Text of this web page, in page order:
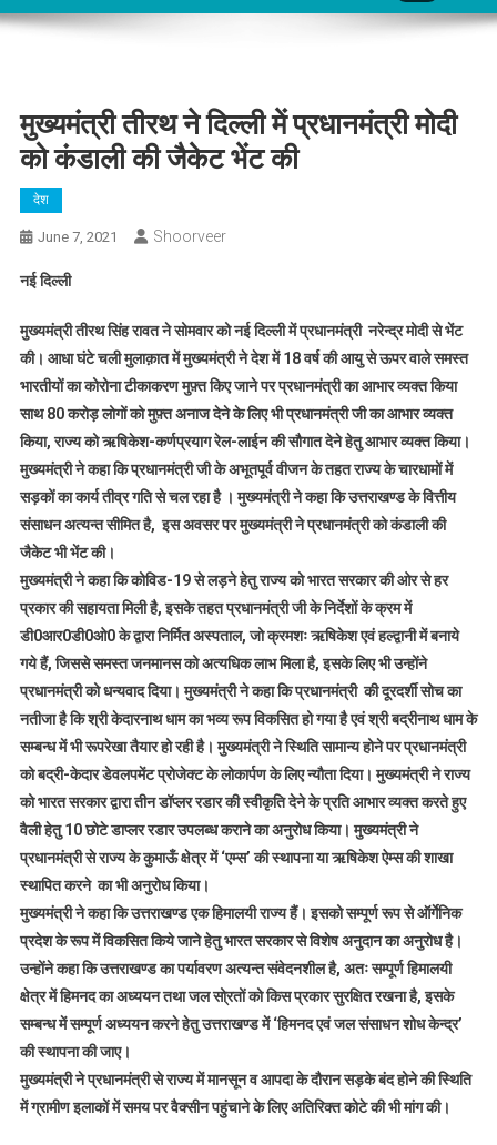
मुख्यमंत्री तीरथ ने दिल्ली में प्रधानमंत्री मोदी
को कंडाली की जैकेट भेंट की
देश
June 7, 2021 Shoorveer
नई दिल्ली
मुख्यमंत्री तीरथ सिंह रावत ने सोमवार को नई दिल्ली में प्रधानमंत्री नरेन्द्र मोदी से भेंट
की। आधा घंटे चली मुलाक़ात में मुख्यमंत्री ने देश में 18 वर्ष की आयु से ऊपर वाले समस्त
भारतीयों का कोरोना टीकाकरण मुफ़्त किए जाने पर प्रधानमंत्री का आभार व्यक्त किया
साथ 80 करोड़ लोगों को मुफ़्त अनाज देने के लिए भी प्रधानमंत्री जी का आभार व्यक्त
किया, राज्य को ऋषिकेश-कर्णप्रयाग रेल-लाईन की सौगात देने हेतु आभार व्यक्त किया।
मुख्यमंत्री ने कहा कि प्रधानमंत्री जी के अभूतपूर्व वीजन के तहत राज्य के चारधामों में
सड़कों का कार्य तीव्र गति से चल रहा है । मुख्यमंत्री ने कहा कि उत्तराखण्ड के वित्तीय
संसाधन अत्यन्त सीमित है, इस अवसर पर मुख्यमंत्री ने प्रधानमंत्री को कंडाली की
जैकेट भी भेंट की।
मुख्यमंत्री ने कहा कि कोविड-19 से लड़ने हेतु राज्य को भारत सरकार की ओर से हर
प्रकार की सहायता मिली है, इसके तहत प्रधानमंत्री जी के निर्देशों के क्रम में
डी0आर0डी0ओ0 के द्वारा निर्मित अस्पताल, जो क्रमशः ऋषिकेश एवं हल्द्वानी में बनाये
गये हैं, जिससे समस्त जनमानस को अत्यधिक लाभ मिला है, इसके लिए भी उन्होंने
प्रधानमंत्री को धन्यवाद दिया। मुख्यमंत्री ने कहा कि प्रधानमंत्री की दूरदर्शी सोच का
नतीजा है कि श्री केदारनाथ धाम का भव्य रूप विकसित हो गया है एवं श्री बद्रीनाथ धाम के
सम्बन्ध में भी रूपरेखा तैयार हो रही है। मुख्यमंत्री ने स्थिति सामान्य होने पर प्रधानमंत्री
को बद्री-केदार डेवलपमेंट प्रोजेक्ट के लोकार्पण के लिए न्यौता दिया। मुख्यमंत्री ने राज्य
को भारत सरकार द्वारा तीन डॉप्लर रडार की स्वीकृति देने के प्रति आभार व्यक्त करते हुए
वैली हेतु 10 छोटे डाप्लर रडार उपलब्ध कराने का अनुरोध किया। मुख्यमंत्री ने
प्रधानमंत्री से राज्य के कुमाऊँ क्षेत्र में ‘एम्स’ की स्थापना या ऋषिकेश ऐम्स की शाखा
स्थापित करने का भी अनुरोध किया।
मुख्यमंत्री ने कहा कि उत्तराखण्ड एक हिमालयी राज्य हैं। इसको सम्पूर्ण रूप से ऑर्गेनिक
प्रदेश के रूप में विकसित किये जाने हेतु भारत सरकार से विशेष अनुदान का अनुरोध है।
उन्होंने कहा कि उत्तराखण्ड का पर्यावरण अत्यन्त संवेदनशील है, अतः सम्पूर्ण हिमालयी
क्षेत्र में हिमनद का अध्ययन तथा जल सो्रतों को किस प्रकार सुरक्षित रखना है, इसके
सम्बन्ध में सम्पूर्ण अध्ययन करने हेतु उत्तराखण्ड में ‘हिमनद एवं जल संसाधन शोध केन्द्र’
की स्थापना की जाए।
मुख्यमंत्री ने प्रधानमंत्री से राज्य में मानसून व आपदा के दौरान सड़के बंद होने की स्थिति
में ग्रामीण इलाकों में समय पर वैक्सीन पहुंचाने के लिए अतिरिक्त कोटे की भी मांग की।